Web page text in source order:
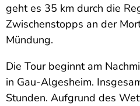
geht es 35 km durch die
Zwischenstopps an der
Mündung.
Die Tour beginnt am
in Gau-Algesheim.
Stunden. Aufgrund des